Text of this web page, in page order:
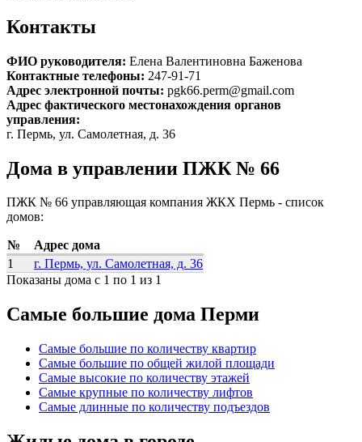
Контакты
ФИО руководителя: Елена Валентиновна Баженова
Контактные телефоны: 247-91-71
Адрес электронной почты: pgk66.perm@gmail.com
Адрес фактического местонахождения органов
управления:
г. Пермь, ул. Самолетная, д. 36
Дома в управлении ПЖК № 66
ПЖК № 66 управляющая компания ЖКХ Пермь - список
домов:
№
Адрес дома
1
г. Пермь, ул. Самолетная, д. 36
Показаны дома с 1 по 1 из 1
Самые большие дома Перми
Самые большие по количеству квартир
Самые большие по общей жилой площади
Самые высокие по количеству этажей
Самые крупные по количеству лифтов
Самые длинные по количеству подъездов